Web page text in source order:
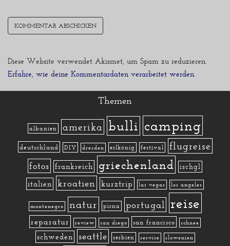
Diese Website verwendet Akismet, um Spam zu reduzieren.
Erfahre, wie deine Kommentardaten verarbeitet werden.
Themen
albanien amerika bulli camping
deutschland DIY dresden erlkönig festival flugreise
fotos frankreich griechenland ischgl
italien kroatien kurztrip las vegas los angeles
montenegro natur pirna portugal reise
reparatur review san diego san francisco schnee
schweden seattle serbien service slowenien